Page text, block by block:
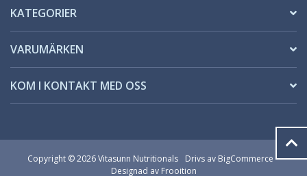
KATEGORIER
VARUMÄRKEN
KOM I KONTAKT MED OSS
Copyright © 2026 Vitasunn Nutritionals Drivs av BigCommerce
Designad av Frooition